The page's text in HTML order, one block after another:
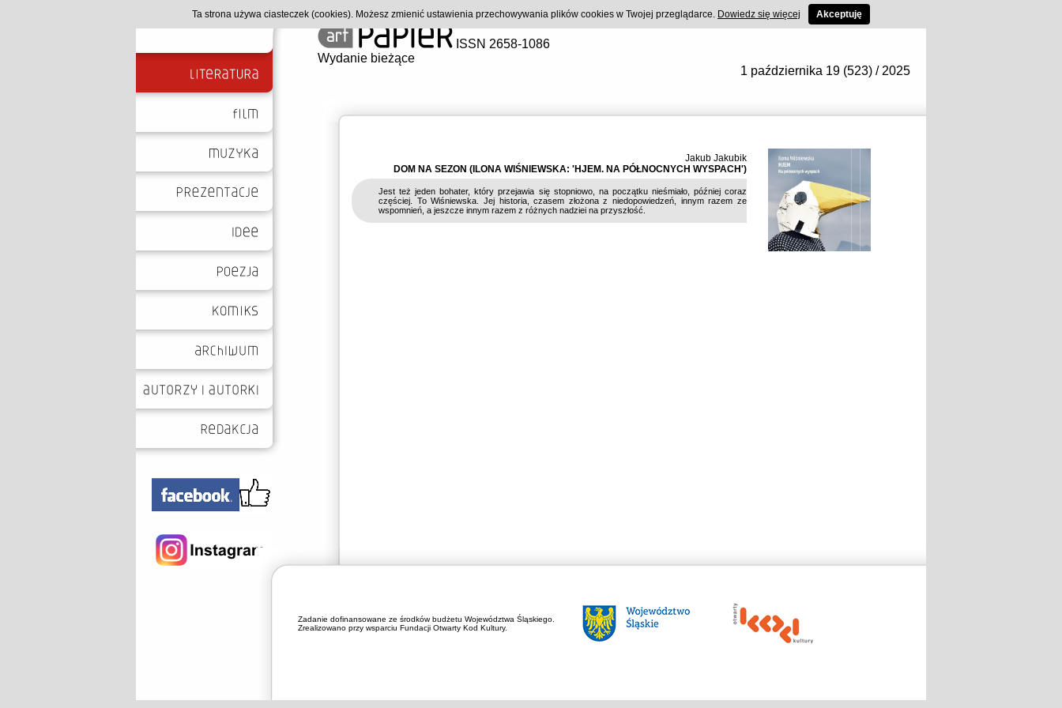
ISSN 2658-1086
Wydanie bieżące
1 października 19 (523) / 2025
Jakub Jakubik
DOM NA SEZON (ILONA WIŚNIEWSKA: 'HJEM. NA PÓŁNOCNYCH WYSPACH')
Jest też jeden bohater, który przejawia się stopniowo, na początku nieśmiało, później coraz
częściej. To Wiśniewska. Jej historia, czasem złożona z niedopowiedzeń, innym razem ze
wspomnień, a jeszcze innym razem z różnych nadziei na przyszłość.
Zadanie dofinansowane ze środków budżetu Województwa Śląskiego.
Zrealizowano przy wsparciu Fundacji Otwarty Kod Kultury.
Ta strona używa ciasteczek (cookies). Możesz zmienić ustawienia przechowywania plików cookies w Twojej przeglądarce. Dowiedz się więcej Akceptuję